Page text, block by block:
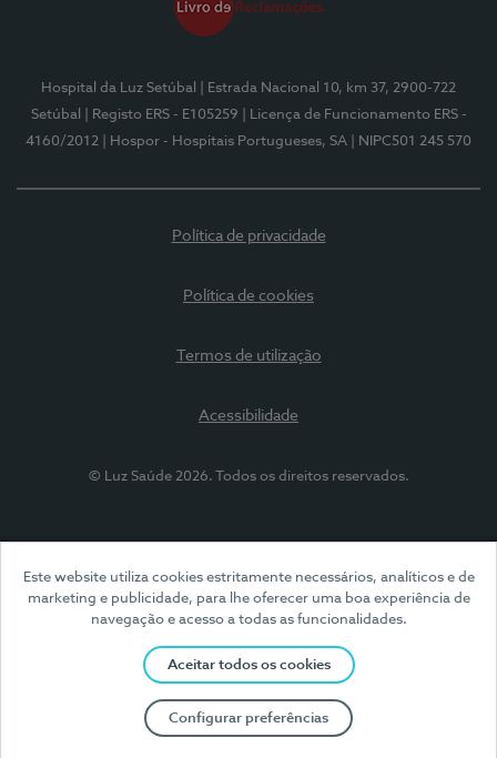
Este website utiliza cookies estritamente necessários, analíticos e de
marketing e publicidade, para lhe oferecer uma boa experiência de
navegação e acesso a todas as funcionalidades.
Aceitar todos os cookies
Configurar preferências
Hospital da Luz Setúbal
| Estrada Nacional 10, km 37, 2900-722
Setúbal
| Registo ERS - E105259
| Licença de Funcionamento ERS -
4160/2012
| Hospor - Hospitais Portugueses, SA | NIPC501 245 570
Política de privacidade
Política de cookies
Termos de utilização
Acessibilidade
© Luz Saúde 2026. Todos os direitos reservados.